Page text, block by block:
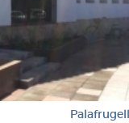
Palafrugell